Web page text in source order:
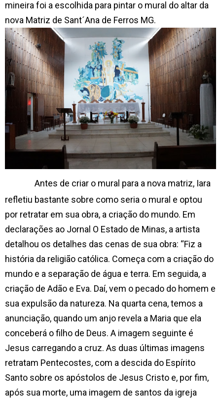
mineira foi a escolhida para pintar o mural do altar da
nova Matriz de Sant´Ana de Ferros MG.
Antes de criar o mural para a nova matriz, Iara
refletiu bastante sobre como seria o mural e optou
por retratar em sua obra, a criação do mundo. Em
declarações ao Jornal O Estado de Minas, a artista
detalhou os detalhes das cenas de sua obra: “Fiz a
história da religião católica. Começa com a criação do
mundo e a separação de água e terra. Em seguida, a
criação de Adão e Eva. Daí, vem o pecado do homem e
sua expulsão da natureza. Na quarta cena, temos a
anunciação, quando um anjo revela a Maria que ela
conceberá o filho de Deus. A imagem seguinte é
Jesus carregando a cruz. As duas últimas imagens
retratam Pentecostes, com a descida do Espírito
Santo sobre os apóstolos de Jesus Cristo e, por fim,
após sua morte, uma imagem de santos da igreja